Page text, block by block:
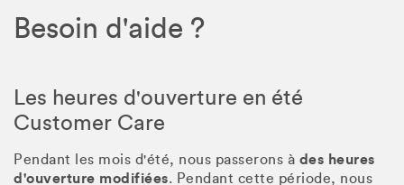
Besoin d'aide ?
Les heures d'ouverture en été
Customer Care
Pendant les mois d'été, nous passerons à des heures
d'ouverture modifiées. Pendant cette période, nous